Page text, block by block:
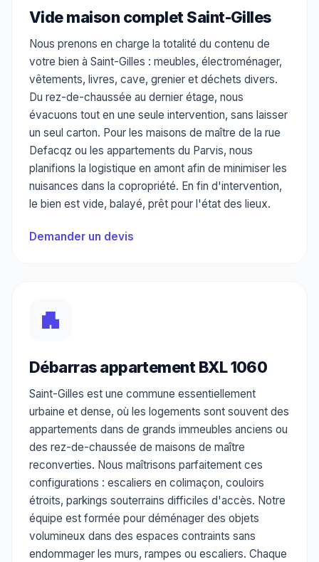
Vide maison complet Saint-Gilles
Nous prenons en charge la totalité du contenu de
votre bien à Saint-Gilles : meubles, électroménager,
vêtements, livres, cave, grenier et déchets divers.
Du rez-de-chaussée au dernier étage, nous
évacuons tout en une seule intervention, sans laisser
un seul carton. Pour les maisons de maître de la rue
Defacqz ou les appartements du Parvis, nous
planifions la logistique en amont afin de minimiser les
nuisances dans la copropriété. En fin d'intervention,
le bien est vide, balayé, prêt pour l'état des lieux.
Demander un devis
Débarras appartement BXL 1060
Saint-Gilles est une commune essentiellement
urbaine et dense, où les logements sont souvent des
appartements dans de grands immeubles anciens ou
des rez-de-chaussée de maisons de maître
reconverties. Nous maîtrisons parfaitement ces
configurations : escaliers en colimaçon, couloirs
étroits, parkings souterrains difficiles d'accès. Notre
équipe est formée pour déménager des objets
volumineux dans des espaces contraints sans
endommager les murs, rampes ou escaliers. Chaque